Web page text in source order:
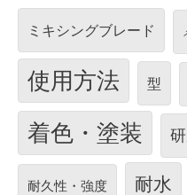
ミキシングブレード
使用方法 型
着色・塗装
耐久性・強度 耐水